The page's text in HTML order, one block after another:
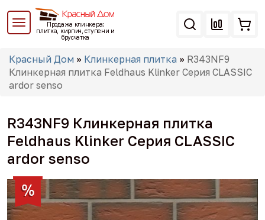
Перейти
основному
Продажа клинкера:
плитка, кирпич, ступени и
брусчатка
Вы
здесь
Красный Дом » Клинкерная плитка » R343NF9
Клинкерная плитка Feldhaus Klinker Серия CLASSIC
ardor senso
R343NF9 Клинкерная плитка
Feldhaus Klinker Серия CLASSIC
ardor senso